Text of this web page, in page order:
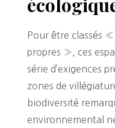
Pour être classés
propres », ces
série d’exigences
zones de
biodiversité
environnemental